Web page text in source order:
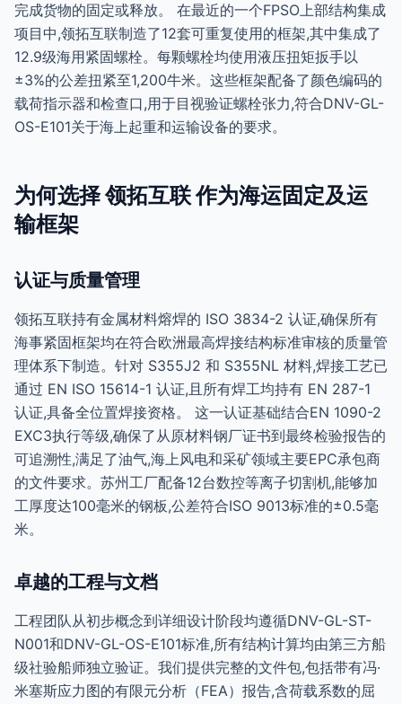
完成货物的固定或释放。 在最近的一个FPSO上部结构集成
项目中,领拓互联制造了12套可重复使用的框架,其中集成了
12.9级海用紧固螺栓。每颗螺栓均使用液压扭矩扳手以
±3%的公差扭紧至1,200牛米。这些框架配备了颜色编码的
载荷指示器和检查口,用于目视验证螺栓张力,符合DNV-GL-
OS-E101关于海上起重和运输设备的要求。
为何选择 领拓互联 作为海运固定及运
输框架
认证与质量管理
领拓互联持有金属材料熔焊的 ISO 3834-2 认证,确保所有
海事紧固框架均在符合欧洲最高焊接结构标准审核的质量管
理体系下制造。针对 S355J2 和 S355NL 材料,焊接工艺已
通过 EN ISO 15614-1 认证,且所有焊工均持有 EN 287-1
认证,具备全位置焊接资格。 这一认证基础结合EN 1090-2
EXC3执行等级,确保了从原材料钢厂证书到最终检验报告的
可追溯性,满足了油气,海上风电和采矿领域主要EPC承包商
的文件要求。苏州工厂配备12台数控等离子切割机,能够加
工厚度达100毫米的钢板,公差符合ISO 9013标准的±0.5毫
米。
卓越的工程与文档
工程团队从初步概念到详细设计阶段均遵循DNV-GL-ST-
N001和DNV-GL-OS-E101标准,所有结构计算均由第三方船
级社验船师独立验证。我们提供完整的文件包,包括带有冯·
米塞斯应力图的有限元分析（FEA）报告,含荷载系数的屈